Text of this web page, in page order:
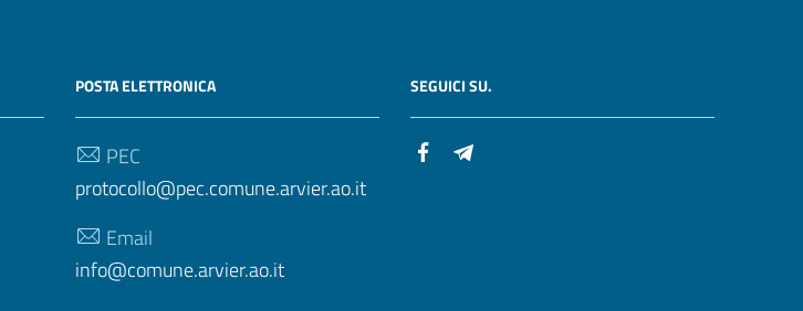
POSTA ELETTRONICA
PEC
protocollo@pec.comune.arvier.ao.it
Email
info@comune.arvier.ao.it
SEGUICI SU.